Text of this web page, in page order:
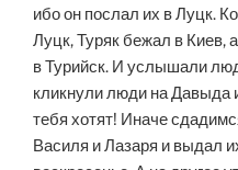
ибо он послал их в Луцк.
Луцк, Туряк бежал в Киев,
в Турийск. И услышали
кликнули люди на Давыда
тебя хотят! Иначе
Василя и Лазаря и выдал